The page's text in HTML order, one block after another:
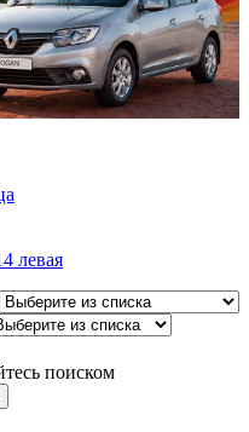
левая
поиском